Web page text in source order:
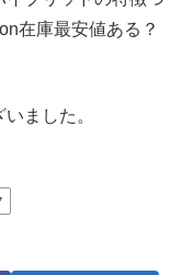
在庫最安値ある？
ました。